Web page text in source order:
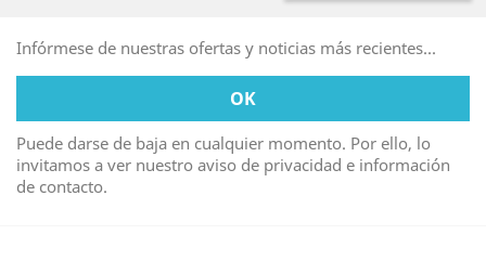
Infórmese de nuestras ofertas y noticias más recientes...
Puede darse de baja en cualquier momento. Por ello, lo
invitamos a ver nuestro aviso de privacidad e información
de contacto.